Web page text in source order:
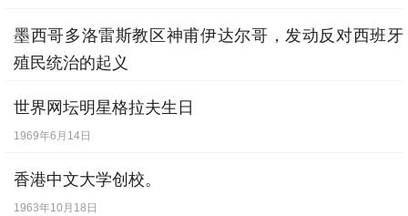
墨西哥多洛雷斯教区神甫伊达尔哥，发动反对西班牙
殖民统治的起义
世界网坛明星格拉夫生日
1969年6月14日
香港中文大学创校。
1963年10月18日